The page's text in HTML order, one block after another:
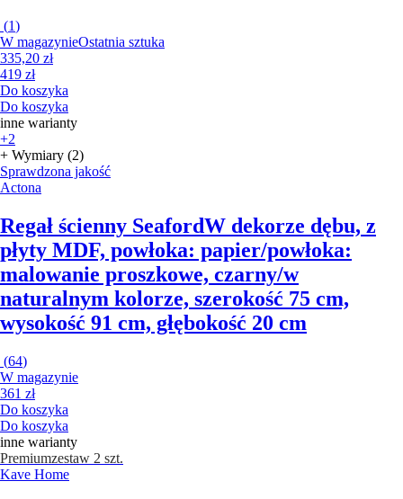
(1)
W magazynieOstatnia sztuka
335,20 zł
419 zł
Do koszyka
Do koszyka
inne warianty
+2
+ Wymiary (2)
Sprawdzona jakość
Actona
Regał ścienny SeafordW dekorze dębu, z
płyty MDF, powłoka: papier/powłoka:
malowanie proszkowe, czarny/w
naturalnym kolorze, szerokość 75 cm,
wysokość 91 cm, głębokość 20 cm
(64)
W magazynie
361 zł
Do koszyka
Do koszyka
inne warianty
Premiumzestaw 2 szt.
Kave Home